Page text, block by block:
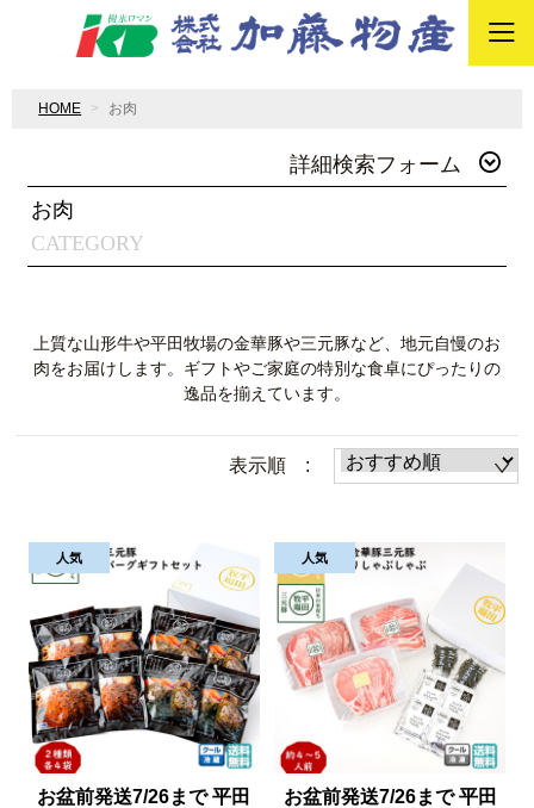
HOME お肉
詳細検索フォーム
CATEGORY
お肉
上質な山形牛や平田牧場の金華豚や三元豚など、地元自慢のお
肉をお届けします。ギフトやご家庭の特別な食卓にぴったりの
逸品を揃えています。
表示順 :
お盆前発送7/26まで 平田
お盆前発送7/26まで 平田